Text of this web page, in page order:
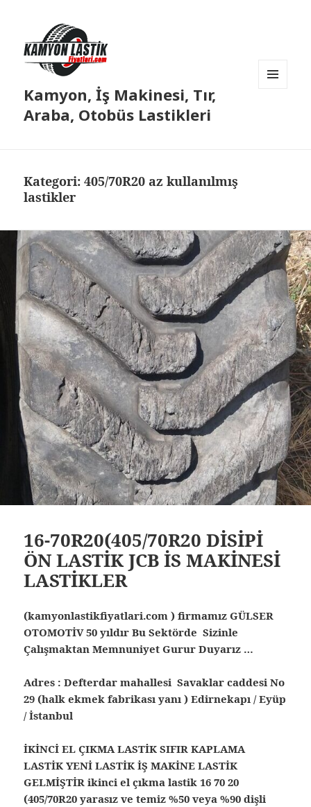
Kamyon, İş Makinesi, Tır,
Araba, Otobüs Lastikleri
Kategori:405/70R20 az kullanılmış
lastikler
16-70R20(405/70R20 DİSİPİ
ÖN LASTİK JCB İS MAKİNESİ
LASTİKLER
(kamyonlastikfiyatlari.com ) firmamız GÜLSER
OTOMOTİV 50 yıldır Bu Sektörde Sizinle
Çalışmaktan Memnuniyet Gurur Duyarız …
Adres : Defterdar mahallesi Savaklar caddesi No
29 (halk ekmek fabrikası yanı ) Edirnekapı / Eyüp
/ İstanbul
İKİNCİ EL ÇIKMA LASTİK SIFIR KAPLAMA
LASTİK YENİ LASTİK İŞ MAKİNE LASTİK
GELMİŞTİR ikinci el çıkma lastik 16 70 20
(405/70R20 yarasız ve temiz %50 veya %90 dişli